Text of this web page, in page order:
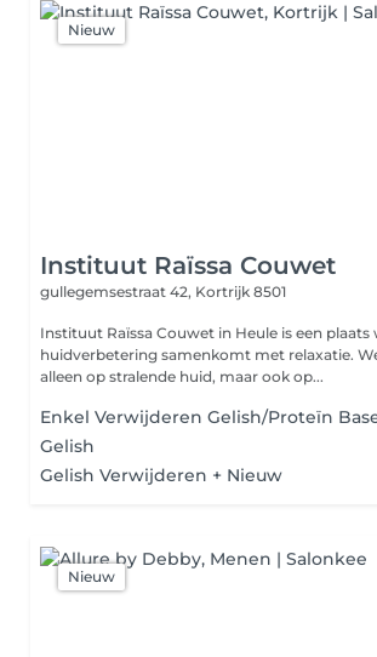
Nieuw
Instituut Raïssa Couwet
gullegemsestraat 42, Kortrijk 8501
Instituut Raïssa Couwet in Heule is een plaats
huidverbetering samenkomt met relaxatie.
alleen op stralende huid, maar ook op...
Enkel Verwijderen Gelish/Proteïn
Gelish
Gelish Verwijderen + Nieuw
Nieuw